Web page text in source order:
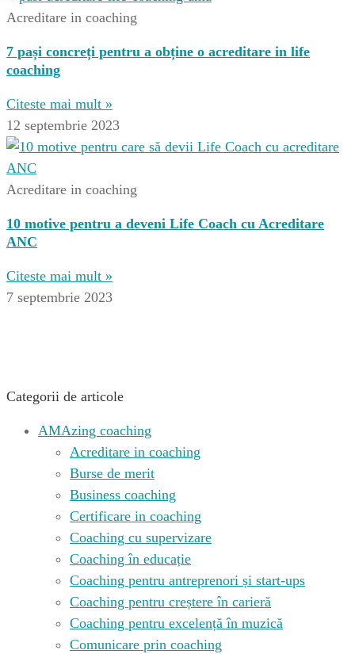
Acreditare in coaching
7 pași concreți pentru a obține o acreditare in life
coaching
Citeste mai mult »
12 septembrie 2023
Acreditare in coaching
10 motive pentru a deveni Life Coach cu Acreditare
ANC
Citeste mai mult »
7 septembrie 2023
Categorii de articole
AMAzing coaching
Acreditare in coaching
Burse de merit
Business coaching
Certificare in coaching
Coaching cu supervizare
Coaching în educație
Coaching pentru antreprenori și start-ups
Coaching pentru creștere în carieră
Coaching pentru excelență în muzică
Comunicare prin coaching